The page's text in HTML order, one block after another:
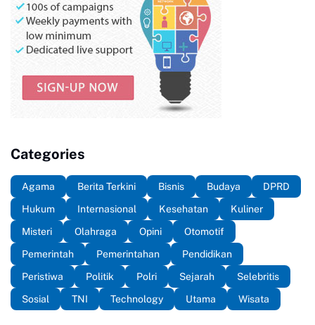
Categories
Agama Berita Terkini Bisnis Budaya
DPRD
Hukum
Internasional Kesehatan
Kuliner
Misteri
Olahraga Opini
Otomotif
Pemerintah
Pemerintahan
Pendidikan
Peristiwa
Politik Polri Sejarah
Selebritis
Sosial
TNI Technology Utama Wisata